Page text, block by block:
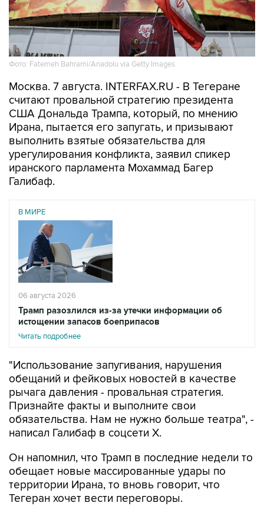
Фото: Fatemeh Bahrami/Anadolu via Getty Images
Москва. 7 августа. INTERFAX.RU - В Тегеране
считают провальной стратегию президента
США Дональда Трампа, который, по мнению
Ирана, пытается его запугать, и призывают
выполнить взятые обязательства для
урегулирования конфликта, заявил спикер
иранского парламента Мохаммад Багер
Галибаф.
В МИРЕ
06 августа 2026
Трамп разозлился из-за утечки информации об
истощении запасов боеприпасов
Читать подробнее
"Использование запугивания, нарушения
обещаний и фейковых новостей в качестве
рычага давления - провальная стратегия.
Признайте факты и выполните свои
обязательства. Нам не нужно больше театра", -
написал Галибаф в соцсети X.
Он напомнил, что Трамп в последние недели то
обещает новые массированные удары по
территории Ирана, то вновь говорит, что
Тегеран хочет вести переговоры.